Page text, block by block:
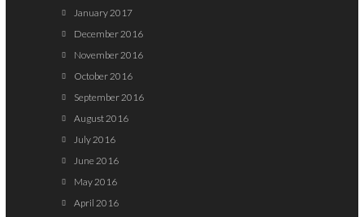
January 2017
December 2016
November 2016
October 2016
September 2016
August 2016
July 2016
June 2016
May 2016
April 2016